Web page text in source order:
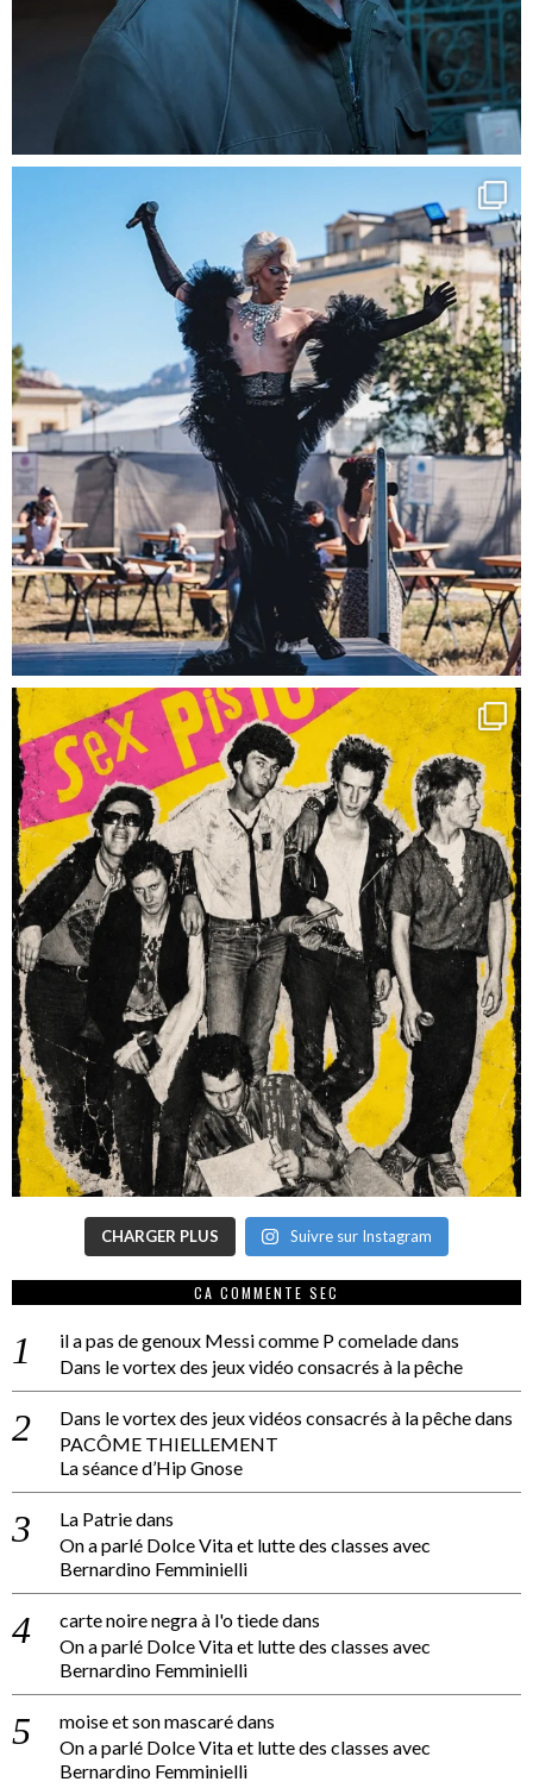
CHARGER PLUS Suivre sur Instagram
CA COMMENTE SEC
il a pas de genoux Messi comme P comeladedans
Dans le vortex des jeux vidéo consacrés à la pêche
Dans le vortex des jeux vidéos consacrés à la pêchedans
PACÔME THIELLEMENT
La séance d’Hip Gnose
La Patriedans
On a parlé Dolce Vita et lutte des classes avec
Bernardino Femminielli
carte noire negra à l'o tiededans
On a parlé Dolce Vita et lutte des classes avec
Bernardino Femminielli
moise et son mascarédans
On a parlé Dolce Vita et lutte des classes avec
Bernardino Femminielli